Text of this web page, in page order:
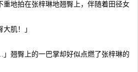
地拍在张梓琳地翘臀上，伴随着田径女
肌！」
臀上的一巴掌却好似点燃了张梓琳的